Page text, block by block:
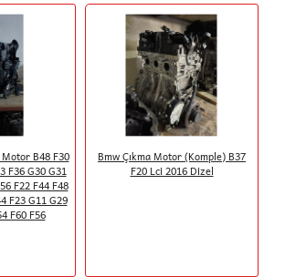
B48 F30
F36 G30 G31
F22 F44 F48
F23 G11 G29
F60 F56
Bmw Çıkma Motor (Komple) B37
F20 Lci 2016 Dizel